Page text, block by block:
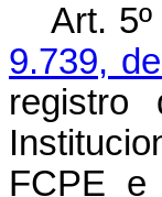
Art.
9.739,
registro
FCPE